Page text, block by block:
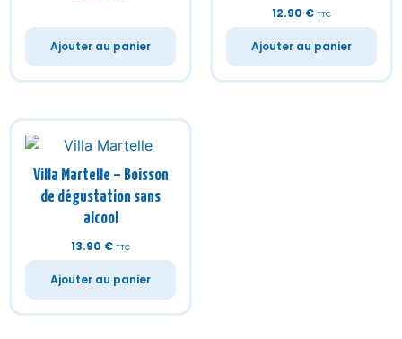
Ajouter au panier
12.90 € TTC
Ajouter au panier
Villa Martelle – Boisson
de dégustation sans
alcool
13.90 € TTC
Ajouter au panier